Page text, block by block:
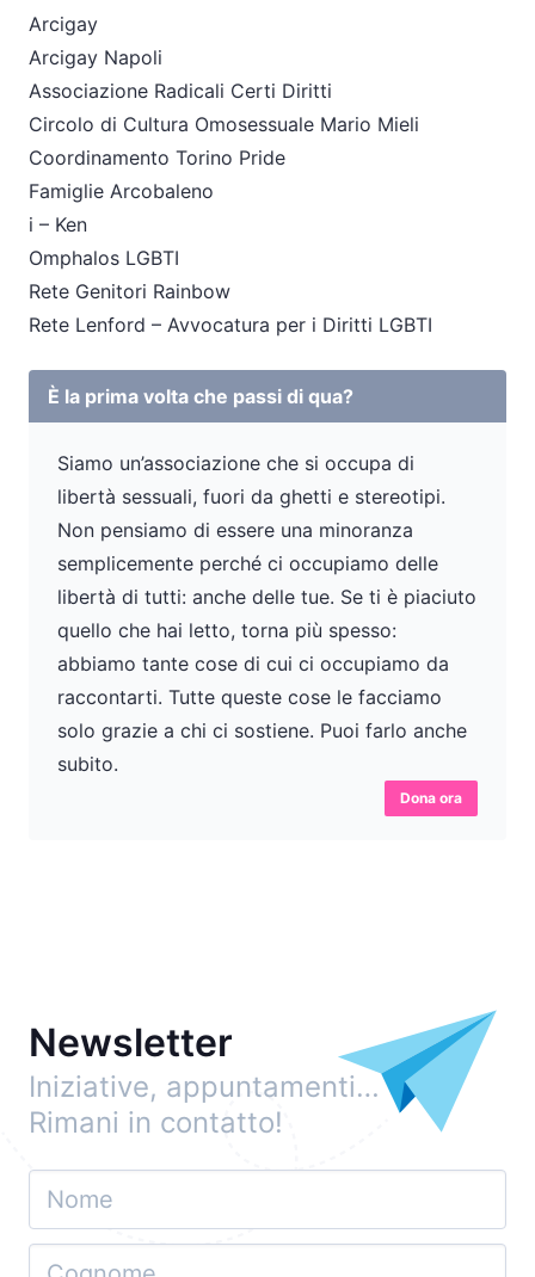
Arcigay
Arcigay Napoli
Associazione Radicali Certi Diritti
Circolo di Cultura Omosessuale Mario Mieli
Coordinamento Torino Pride
Famiglie Arcobaleno
i – Ken
Omphalos LGBTI
Rete Genitori Rainbow
Rete Lenford – Avvocatura per i Diritti LGBTI
È la prima volta che passi di qua?
Siamo un’associazione che si occupa di
libertà sessuali, fuori da ghetti e stereotipi.
Non pensiamo di essere una minoranza
semplicemente perché ci occupiamo delle
libertà di tutti: anche delle tue. Se ti è piaciuto
quello che hai letto, torna più spesso:
abbiamo tante cose di cui ci occupiamo da
raccontarti. Tutte queste cose le facciamo
solo grazie a chi ci sostiene. Puoi farlo anche
subito.
Dona ora
Newsletter
Iniziative, appuntamenti…
Rimani in contatto!